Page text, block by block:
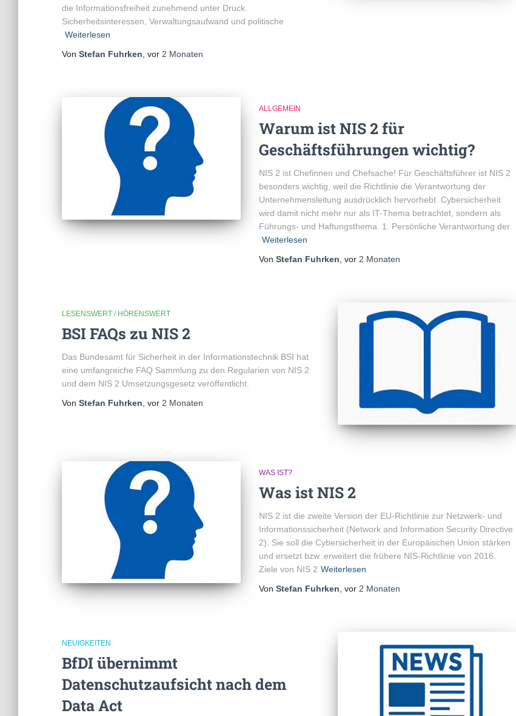
die Informationsfreiheit zunehmend unter Druck.
Sicherheitsinteressen, Verwaltungsaufwand und politische
Weiterlesen
Von Stefan Fuhrken , vor 2 Monaten
ALLGEMEIN
Warum ist NIS 2 für
Geschäftsführungen wichtig?
NIS 2 ist Chefinnen und Chefsache! Für Geschäftsführer ist NIS 2
besonders wichtig, weil die Richtlinie die Verantwortung der
Unternehmensleitung ausdrücklich hervorhebt. Cybersicherheit
wird damit nicht mehr nur als IT-Thema betrachtet, sondern als
Führungs- und Haftungsthema. 1. Persönliche Verantwortung der
Weiterlesen
Von Stefan Fuhrken , vor 2 Monaten
LESENSWERT / HÖRENSWERT
BSI FAQs zu NIS 2
Das Bundesamt für Sicherheit in der Informationstechnik BSI hat
eine umfangreiche FAQ Sammlung zu den Regularien von NIS 2
und dem NIS 2 Umsetzungsgesetz veröffentlicht.
Von Stefan Fuhrken , vor 2 Monaten
WAS IST?
Was ist NIS 2
NIS 2 ist die zweite Version der EU-Richtlinie zur Netzwerk- und
Informationssicherheit (Network and Information Security Directive
2). Sie soll die Cybersicherheit in der Europäischen Union stärken
und ersetzt bzw. erweitert die frühere NIS-Richtlinie von 2016.
Ziele von NIS 2 Weiterlesen
Von Stefan Fuhrken , vor 2 Monaten
NEUIGKEITEN
BfDI übernimmt
Datenschutzaufsicht nach dem
Data Act